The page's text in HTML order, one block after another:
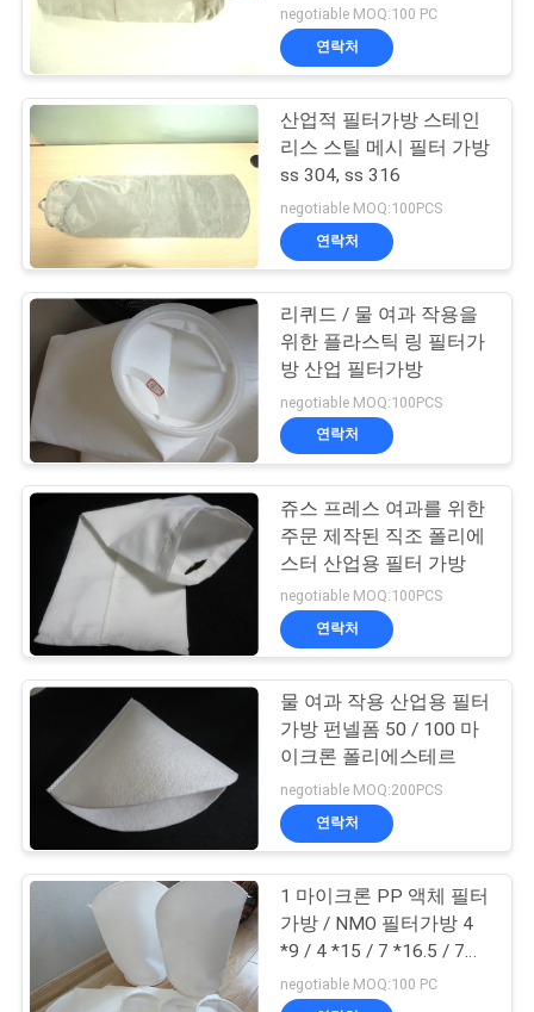
회
를
요
하
다
트
맵
PRIVACY
POLICY
마이크론 필터 메쉬
44
가방 필터 케이지
PTFE 여과포
직물 필터 직물
24
negotiable MOQ:100 PC
연락처
산업적 필터가방 스테인
리스 스틸 메시 필터 가방
ss 304, ss 316
negotiable MOQ:100PCS
연락처
리퀴드 / 물 여과 작용을
위한 플라스틱 링 필터가
방 산업 필터가방
negotiable MOQ:100PCS
연락처
쥬스 프레스 여과를 위한
주문 제작된 직조 폴리에
스터 산업용 필터 가방
negotiable MOQ:100PCS
연락처
물 여과 작용 산업용 필터
가방 펀넬폼 50 / 100 마
이크론 폴리에스테르
negotiable MOQ:200PCS
연락처
1 마이크론 PP 액체 필터
가방 / NMO 필터가방 4
*9 / 4 *15 / 7 *16.5 / 7
*32
negotiable MOQ:100 PC